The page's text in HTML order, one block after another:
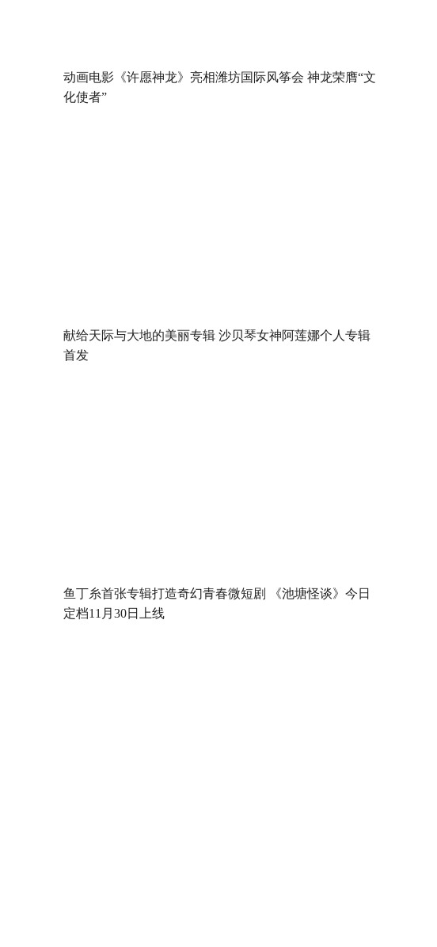
动画电影《许愿神龙》亮相潍坊国际风筝会 神龙荣膺“文
化使者”
献给天际与大地的美丽专辑 沙贝琴女神阿莲娜个人专辑
首发
鱼丁糸首张专辑打造奇幻青春微短剧 《池塘怪谈》今日
定档11月30日上线